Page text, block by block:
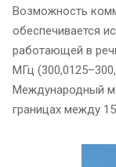
Возможность
обеспечивается
работающей в
МГц
Международный
границах между